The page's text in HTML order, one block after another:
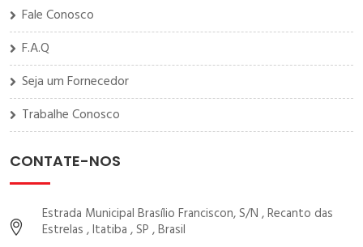
Fale Conosco
F.A.Q
Seja um Fornecedor
Trabalhe Conosco
CONTATE-NOS
Estrada Municipal Brasílio Franciscon, S/N , Recanto das
Estrelas , Itatiba , SP , Brasil